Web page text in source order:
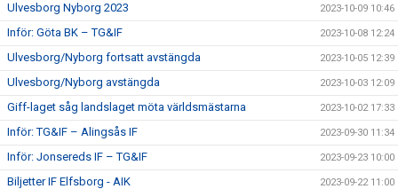
Ulvesborg Nyborg 2023 2023-10-09 10:46
Inför: Göta BK – TG&IF 2023-10-08 12:24
Ulvesborg/Nyborg fortsatt avstängda 2023-10-05 12:39
Ulvesborg/Nyborg avstängda 2023-10-03 12:09
Giff-laget såg landslaget möta världsmästarna 2023-10-02 17:33
Inför: TG&IF – Alingsås IF 2023-09-30 11:34
Inför: Jonsereds IF – TG&IF 2023-09-23 10:00
Biljetter IF Elfsborg - AIK 2023-09-22 11:00